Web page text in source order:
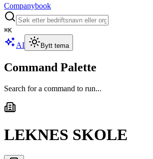
Companybook
⌘K
AI Bytt tema
Command Palette
Search for a command to run...
LEKNES SKOLE